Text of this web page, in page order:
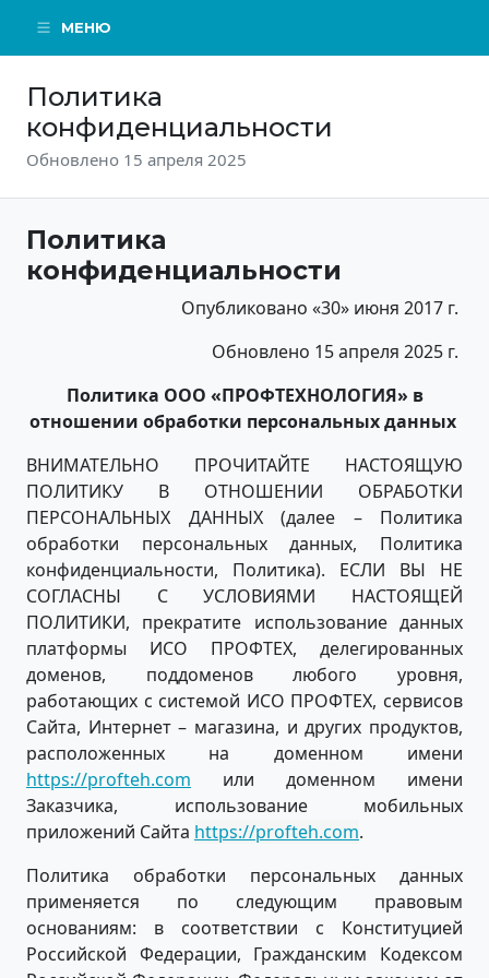
МЕНЮ
Политика
конфиденциальности
Обновлено 15 апреля 2025
Политика
конфиденциальности
Опубликовано «30» июня 2017 г.
Обновлено 15 апреля 2025 г.
Политика ООО «ПРОФТЕХНОЛОГИЯ» в
отношении обработки персональных данных
ВНИМАТЕЛЬНО ПРОЧИТАЙТЕ НАСТОЯЩУЮ
ПОЛИТИКУ В ОТНОШЕНИИ ОБРАБОТКИ
ПЕРСОНАЛЬНЫХ ДАННЫХ (далее – Политика
обработки персональных данных, Политика
конфиденциальности, Политика). ЕСЛИ ВЫ НЕ
СОГЛАСНЫ С УСЛОВИЯМИ НАСТОЯЩЕЙ
ПОЛИТИКИ, прекратите использование данных
платформы ИСО ПРОФТЕХ, делегированных
доменов, поддоменов любого уровня,
работающих с системой ИСО ПРОФТЕХ, сервисов
Сайта, Интернет – магазина, и других продуктов,
расположенных на доменном имени
https://profteh.com или доменном имени
Заказчика, использование мобильных
приложений Сайта https://profteh.com.
Политика обработки персональных данных
применяется по следующим правовым
основаниям: в соответствии с Конституцией
Российской Федерации, Гражданским Кодексом